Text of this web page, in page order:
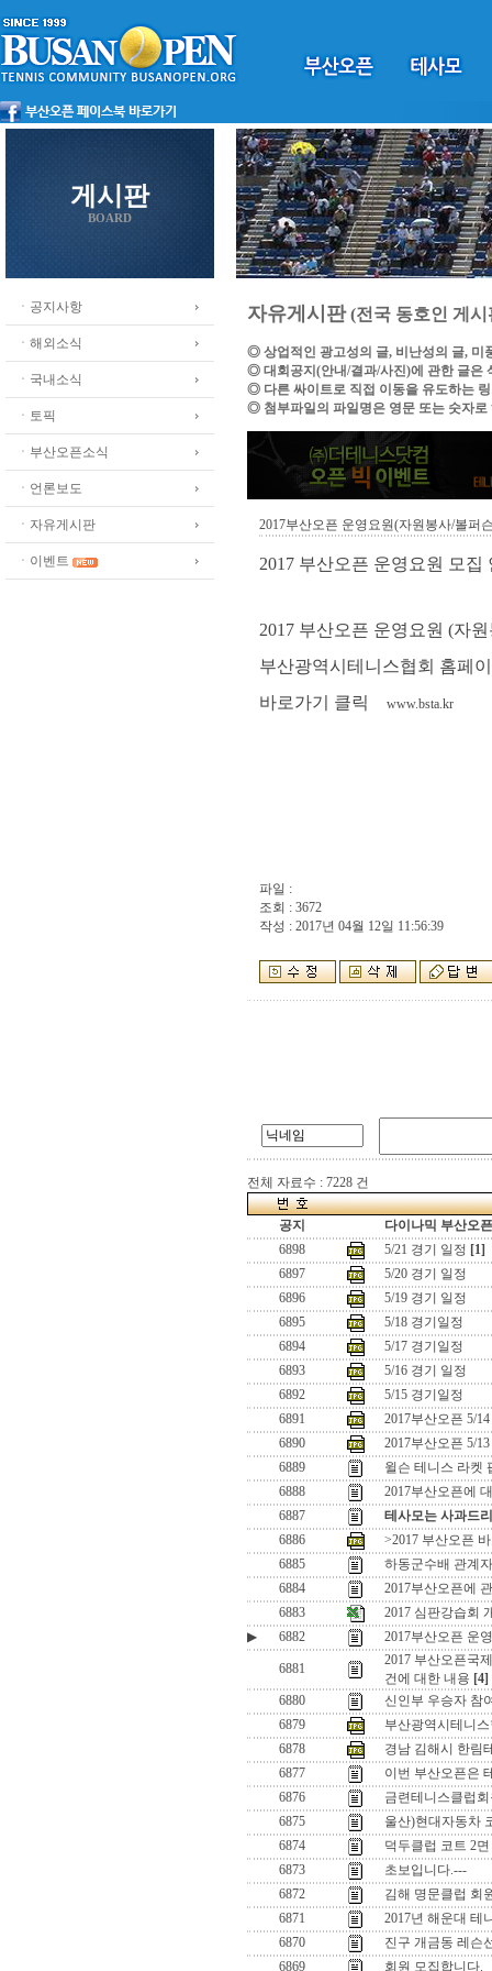
게시판
BOARD
ㆍ공지사항
ㆍ해외소식
ㆍ국내소식
ㆍ토픽
ㆍ부산오픈소식
ㆍ언론보도
ㆍ자유게시판
ㆍ이벤트
자유게시판(전국 동호인 게시
◎ 상업적인 광고성의 글, 비난성의 글, 미
◎ 대회공지(안내/결과/사진)에 관한 글은
◎ 다른 싸이트로 직접 이동을 유도하는
◎ 첨부파일의 파일명은 영문 또는 숫자로
2017부산오픈 운영요원(자원봉사/볼퍼
2017 부산오픈 운영요원 모집
2017 부산오픈 운영요원 (자
부산광역시테니스협회 홈페
바로가기 클릭
www.bsta.kr
파일 :
조회 : 3672
작성 : 2017년 04월 12일 11:56:39
전체 자료수 : 7228 건
공지
다이나믹 부산오
6898
5/21 경기 일정 [1]
6897
5/20 경기 일정
6896
5/19 경기 일정
6895
5/18 경기일정
6894
5/17 경기일정
6893
5/16 경기 일정
6892
5/15 경기일정
6891
2017부산오픈 5/
6890
2017부산오픈 5/
6889
윌슨 테니스 라켓
6888
2017부산오픈에
6887
테사모는 사과드
6886
>2017 부산오픈
6885
하동군수배 관계
6884
2017부산오픈에
6883
2017 심판강습회
▶
6882 2017부산오픈 운
6881
2017 부산오픈국
건에 대한 내용 [4]
6880
신인부 우승자 참
6879
부산광역시테니
6878
경남 김해시 한림
6877
이번 부산오픈은
6876
금련테니스클럽
6875
울산)현대자동차
6874
덕두클럽 코트 2
6873
초보입니다.---
6872
김해 명문클럽 회
6871
2017년 해운대 테
6870
진구 개금동 레슨
6869
회원 모집합니다.